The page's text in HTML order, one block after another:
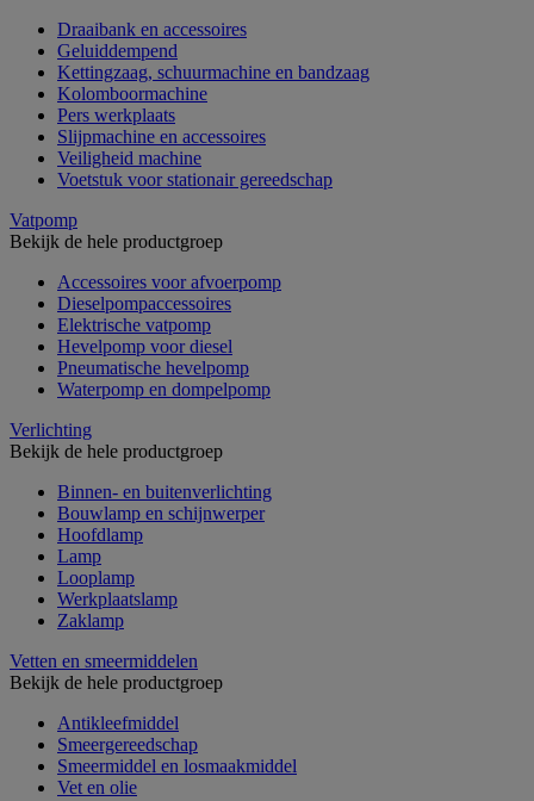
Draaibank en accessoires
Geluiddempend
Kettingzaag, schuurmachine en bandzaag
Kolomboormachine
Pers werkplaats
Slijpmachine en accessoires
Veiligheid machine
Voetstuk voor stationair gereedschap
Vatpomp
Bekijk de hele productgroep
Accessoires voor afvoerpomp
Dieselpompaccessoires
Elektrische vatpomp
Hevelpomp voor diesel
Pneumatische hevelpomp
Waterpomp en dompelpomp
Verlichting
Bekijk de hele productgroep
Binnen- en buitenverlichting
Bouwlamp en schijnwerper
Hoofdlamp
Lamp
Looplamp
Werkplaatslamp
Zaklamp
Vetten en smeermiddelen
Bekijk de hele productgroep
Antikleefmiddel
Smeergereedschap
Smeermiddel en losmaakmiddel
Vet en olie